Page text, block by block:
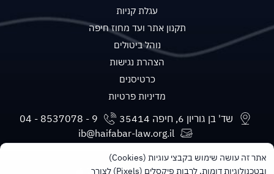
עגלת קניות
תקנון אתר ועד מחוז חיפה
נוהל ביטולים
הצהרת נגישות
כרטיסנים
מדיניות פרטיות
שד' בן גוריון 6, חיפה 35414
ib@haifabar-law.org.il
אתר זה עושה שימוש בקבצי עוגיות (Cookies)
ובטכנולוגיות דומות, לרבות פיקסלים (Pixels) לצורך